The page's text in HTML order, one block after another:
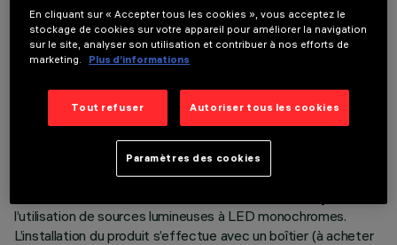
DONNÉES TECHNIQUES
l’utilisation de sources lumineuses à LED monochromes.
L’installation du produit s’effectue avec un boîtier (à acheter
En cliquant sur « Accepter tous les cookies », vous acceptez le
stockage de cookies sur votre appareil pour améliorer la navigation
sur le site, analyser son utilisation et contribuer à nos efforts de
marketing.
Plus d’informations
Tout refuser Autoriser tous les cookies
Paramètres des cookies